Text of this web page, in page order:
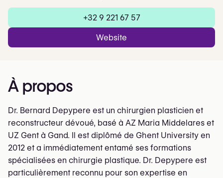
+32 9 221 67 57
Website
À propos
Dr. Bernard Depypere est un chirurgien plasticien et
reconstructeur dévoué, basé à AZ Maria Middelares et
UZ Gent à Gand. Il est diplômé de Ghent University en
2012 et a immédiatement entamé ses formations
spécialisées en chirurgie plastique. Dr. Depypere est
particulièrement reconnu pour son expertise en